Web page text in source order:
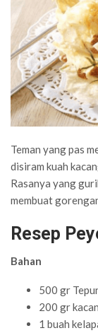
Teman yang pas
disiram kuah
Rasanya yang
membuat
Resep
Bahan
500 gr
200 gr
1 buah